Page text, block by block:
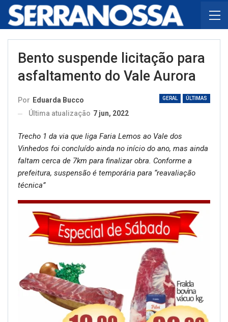
Bento suspende licitação para
asfaltamento do Vale Aurora
GERAL ÚLTIMAS
Por Eduarda Bucco
Última atualização 7 jun, 2022
Trecho 1 da via que liga Faria Lemos ao Vale dos
Vinhedos foi concluído ainda no início do ano, mas ainda
faltam cerca de 7km para finalizar obra. Conforme a
prefeitura, suspensão é temporária para “reavaliação
técnica”